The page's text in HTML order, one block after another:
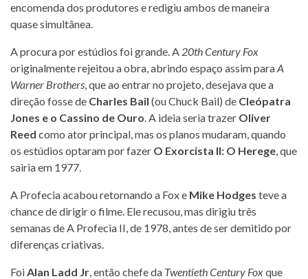
encomenda dos produtores e redigiu ambos de maneira
quase simultânea.
A procura por estúdios foi grande. A 20th Century Fox
originalmente rejeitou a obra, abrindo espaço assim paraA
Warner Brothers, que ao entrar no projeto, desejava que a
direção fosse de Charles Bail (ou Chuck Bail) de Cleópatra
Jones e o Cassino de Ouro. A ideia seria trazer Oliver
Reed como ator principal, mas os planos mudaram, quando
os estúdios optaram por fazer O Exorcista II: O Herege, que
sairia em 1977.
A Profecia acabou retornando a Fox e Mike Hodges teve a
chance de dirigir o filme. Ele recusou, mas dirigiu três
semanas de A Profecia II, de 1978, antes de ser demitido por
diferenças criativas.
FoiAlan Ladd Jr, então chefe da Twentieth Century Foxque